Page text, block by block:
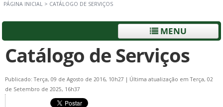
PÁGINA INICIAL > CATÁLOGO DE SERVIÇOS
MENU
Catálogo de Serviços
Publicado: Terça, 09 de Agosto de 2016, 10h27 | Última atualização em Terça, 02
de Setembro de 2025, 16h37